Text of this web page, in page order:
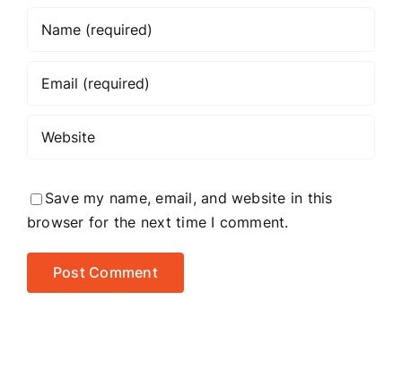
Save my name, email, and website in this
browser for the next time I comment.